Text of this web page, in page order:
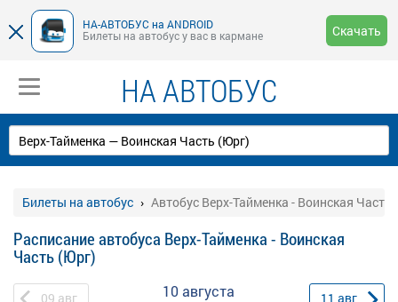
НА-АВТОБУС на ANDROID
Билеты на автобус у вас в кармане
Скачать
НА АВТОБУС
Билеты на автобус Автобус Верх-Тайменка - Воинская Часть
Расписание автобуса Верх-Тайменка - Воинская
Часть (Юрг)
09 авг 10 августа 11 авг